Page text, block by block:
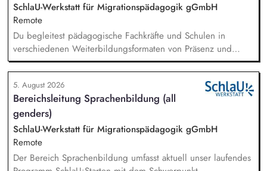
SchlaU-Werkstatt für Migrationspädagogik gGmbH
Remote
Du begleitest pädagogische Fachkräfte und Schulen in
verschiedenen Weiterbildungsformaten von Präsenz und
Online-Workshops bis hin zu pädogischen Tagen und erstellst
Online-Selbstlernkurse für unsere Plattform schlau-lernen.org.
Die inhaltlichen Schwerpunkte liegen dabei auf den
Bereichen Lesen lernen, Mehrsprachigkeitsbewusstsein und
Alphabetisierung in der Grundschule.
5. August 2026
Bereichsleitung Sprachenbildung (all
genders)
SchlaU-Werkstatt für Migrationspädagogik gGmbH
Remote
Der Bereich Sprachenbildung umfasst aktuell unser laufendes